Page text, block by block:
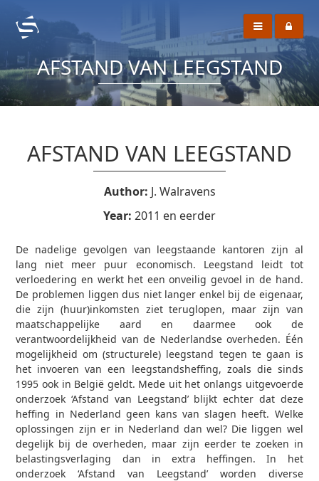
AFSTAND VAN LEEGSTAND
AFSTAND VAN LEEGSTAND
Author: J. Walravens
Year: 2011 en eerder
De nadelige gevolgen van leegstaande kantoren zijn al
lang niet meer puur economisch. Leegstand leidt tot
verloedering en werkt het een onveilig gevoel in de hand.
De problemen liggen dus niet langer enkel bij de eigenaar,
die zijn (huur)inkomsten ziet teruglopen, maar zijn van
maatschappelijke aard en daarmee ook de
verantwoordelijkheid van de Nederlandse overheden. Één
mogelijkheid om (structurele) leegstand tegen te gaan is
het invoeren van een leegstandsheffing, zoals die sinds
1995 ook in België geldt. Mede uit het onlangs uitgevoerde
onderzoek ‘Afstand van Leegstand’ blijkt echter dat deze
heffing in Nederland geen kans van slagen heeft. Welke
oplossingen zijn er in Nederland dan wel? Die liggen wel
degelijk bij de overheden, maar zijn eerder te zoeken in
belastingsverlaging dan in extra heffingen. In het
onderzoek ‘Afstand van Leegstand’ worden diverse